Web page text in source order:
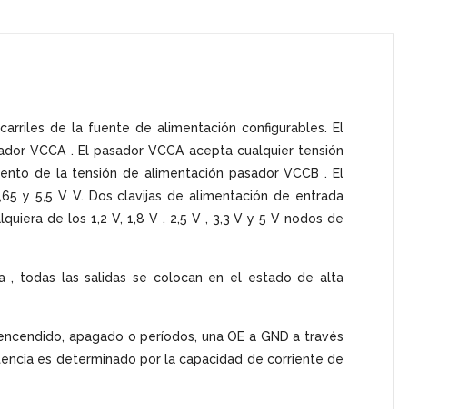
de la fuente de alimentación configurables. El
VCCA . El pasador VCCA acepta cualquier tensión
de la tensión de alimentación pasador VCCB . El
y 5,5 V V. Dos clavijas de alimentación de entrada
de los 1,2 V, 1,8 V , 2,5 V , 3,3 V y 5 V nodos de
, todas las salidas se colocan en el estado de alta
apagado o períodos, una OE a GND a través
es determinado por la capacidad de corriente de